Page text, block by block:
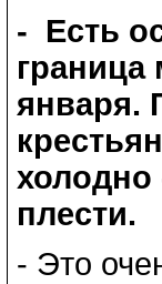
- Есть
января.
холодно
плести.
- Это